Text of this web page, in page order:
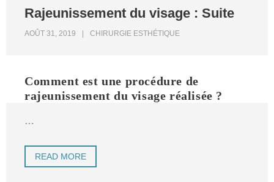
Rajeunissement du visage : Suite
AOÛT 31, 2019 CHIRURGIE ESTHÉTIQUE
Comment est une procédure de
rajeunissement du visage réalisée ?
…
READ MORE